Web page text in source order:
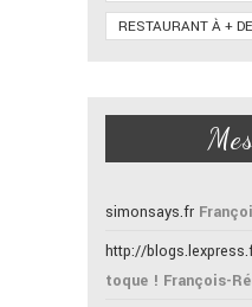
RESTAURANT À +
simonsays.fr
http://
toque ! François-